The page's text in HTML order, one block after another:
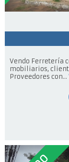
Vendo Ferretería
mobiliarios,
Proveedores con...